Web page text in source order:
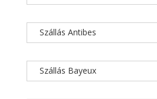
Szállás Antibes
Szállás Bayeux